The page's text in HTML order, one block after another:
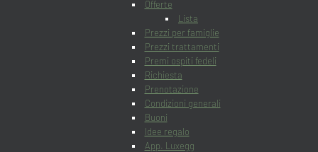
Offerte
Lista
Prezzi per famiglie
Prezzi trattamenti
Premi ospiti fedeli
Richiesta
Prenotazione
Condizioni generali
Buoni
Idee regalo
App. Luxegg